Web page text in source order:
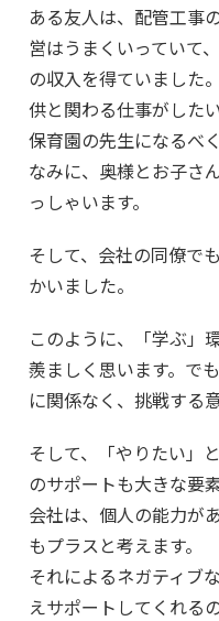
ある友人は、配管工事
営はうまくいっていて
の収入を得ていました
供と関わる仕事がした
保育園の先生になるべ
なみに、奥様とお子さ
っしゃいます。
そして、会社の同僚で
かいました。
このように、「学ぶ」
羨ましく思います。で
に関係なく、挑戦する
そして、「やりたい」
のサポートも大きな要素
会社は、個人の能力が
もプラスと考えます。
それによるネガティブ
えサポートしてくれるの